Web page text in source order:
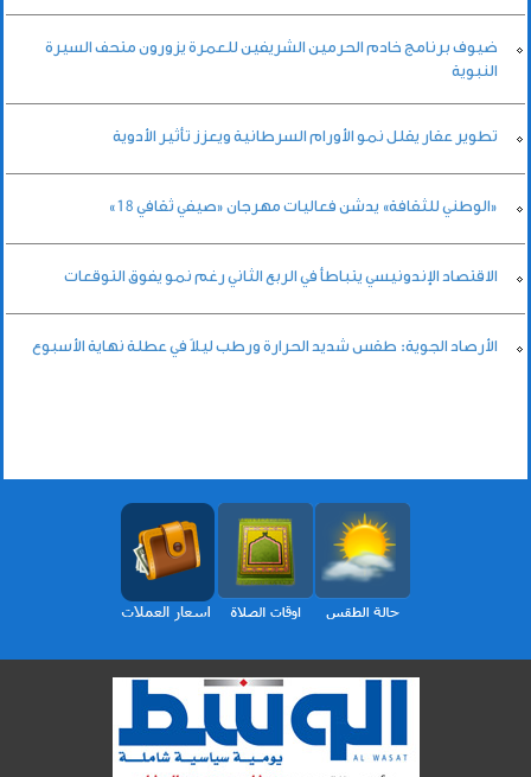
ضيوف برنامج خادم الحرمين الشريفين للعمرة يزورون متحف السيرة
النبوية
تطوير عقار يقلل نمو الأورام السرطانية ويعزز تأثير الأدوية
«الوطني للثقافة» يدشن فعاليات مهرجان «صيفي ثقافي 18»
الاقتصاد الإندونيسي يتباطأ في الربع الثاني رغم نمو يفوق التوقعات
الأرصاد الجوية: طقس شديد الحرارة ورطب ليلاً في عطلة نهاية الأسبوع